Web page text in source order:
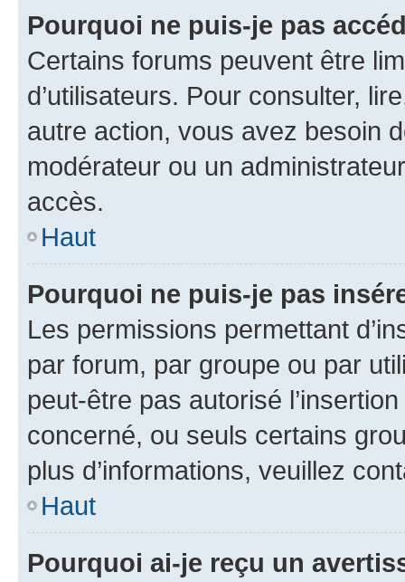
Pourquoi ne puis-je pas
Certains forums peuvent être
d’utilisateurs. Pour consulter,
autre action, vous avez besoin
modérateur ou un
accès.
Haut
Pourquoi ne puis-je pas
Les permissions permettant
par forum, par groupe ou par
peut-être pas autorisé
concerné, ou seuls certains
plus d’informations, veuillez
Haut
Pourquoi ai-je reçu un